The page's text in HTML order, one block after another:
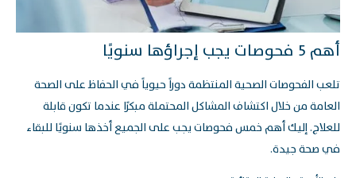
أهم 5 فحوصات يجب إجراؤها سنويًا
تلعب الفحوصات الصحية المنتظمة دوراً حيوياً في الحفاظ على الصحة
العامة من خلال اكتشاف المشاكل المحتملة مبكرًا عندما تكون قابلة
للعلاج. إليك أهم خمس فحوصات يجب على الجميع أخذها سنويًا للبقاء
في صحة جيدة.